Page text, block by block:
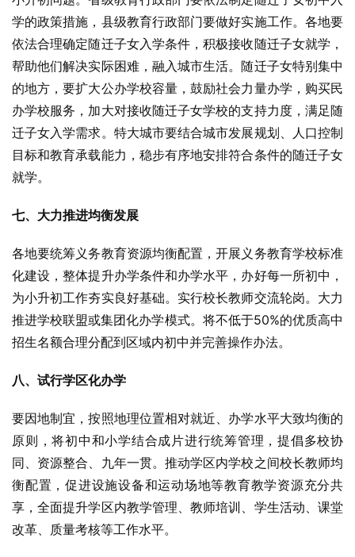
学的政策措施，县级教育行政部门要做好实施工作。各地要
依法合理确定随迁子女入学条件，积极接收随迁子女就学，
帮助他们解决实际困难，融入城市生活。随迁子女特别集中
的地方，要扩大公办学校容量，鼓励社会力量办学，购买民
办学校服务，加大对接收随迁子女学校的支持力度，满足随
迁子女入学需求。特大城市要结合城市发展规划、人口控制
目标和教育承载能力，稳步有序地安排符合条件的随迁子女
就学。
七、大力推进均衡发展
各地要统筹义务教育资源均衡配置，开展义务教育学校标准
化建设，整体提升办学条件和办学水平，办好每一所初中，
为小升初工作夯实良好基础。实行校长教师交流轮岗。大力
推进学校联盟或集团化办学模式。将不低于50%的优质高中
招生名额合理分配到区域内初中并完善操作办法。
八、试行学区化办学
要因地制宜，按照地理位置相对就近、办学水平大致均衡的
原则，将初中和小学结合成片进行统筹管理，提倡多校协
同、资源整合、九年一贯。推动学区内学校之间校长教师均
衡配置，促进设施设备和运动场地等教育教学资源充分共
享，全面提升学区内教学管理、教师培训、学生活动、课堂
改革、质量考核等工作水平。